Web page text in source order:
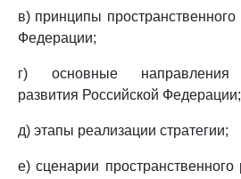
в) принципы пространственного
Федерации;
г) основные направления
развития Российской Федерации;
д) этапы реализации стратегии;
е) сценарии пространственного